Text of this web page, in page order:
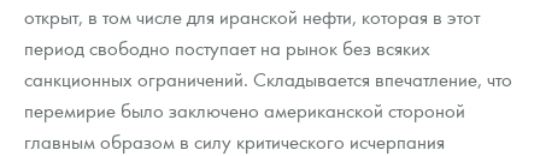
Русская нумизматика
Золотая карманная галерея
Наборы подарочных и коллекционных монет
открыт, в том числе для иранской нефти, которая в этот
период свободно поступает на рынок без всяких
санкционных ограничений. Складывается впечатление, что
перемирие было заключено американской стороной
главным образом в силу критического исчерпания